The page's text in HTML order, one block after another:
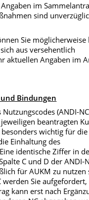
im
sind
Sie möglicherweise
aus versehentlich
aktuellen Angaben im
Bindungen
(ANDI-NC
beantragten
wichtig für die
Einhaltung des
identische Ziffer in
C und D der ANDI-
für AUKM zu nutzen
werden Sie
kann erst nach